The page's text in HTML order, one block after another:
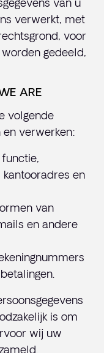
van u
verwerkt, met
voor
gedeeld,
ARE
volgende
en verwerken:
en
van
en andere
is om
wij uw